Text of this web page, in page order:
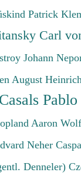
Patrick
Carl
Johann
August Heinrich
Aaron
Neher
Denneler)